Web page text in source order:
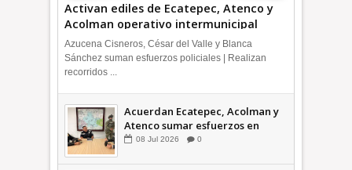
Activan ediles de Ecatepec, Atenco y
Acolman operativo intermunicipal
Azucena Cisneros, César del Valle y Blanca
Sánchez suman esfuerzos policiales | Realizan
recorridos ...
Acuerdan Ecatepec, Acolman y
Atenco sumar esfuerzos en
seguridad
08 Jul 2026 0